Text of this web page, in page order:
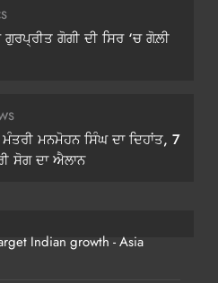
ਗੋਗੀ ਦੀ ਸਿਰ ‘ਚ ਗੋਲ਼ੀ
ਮੰਤਰੀ ਮਨਮੋਹਨ ਸਿੰਘ ਦਾ ਦਿਹਾਂਤ, 7
ਸੋਗ ਦਾ ਐਲਾਨ
Indian growth - Asia